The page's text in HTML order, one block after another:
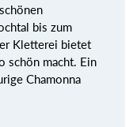
bis zum
Kletterei bietet
schön macht. Ein
Chamonna